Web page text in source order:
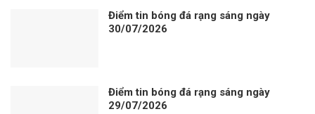
Điểm tin bóng đá rạng sáng ngày
30/07/2026
Điểm tin bóng đá rạng sáng ngày
29/07/2026